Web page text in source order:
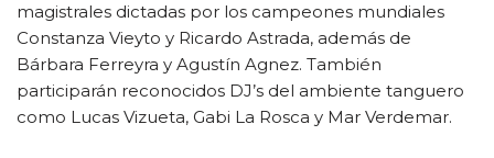
magistrales dictadas por los campeones mundiales
Constanza Vieyto y Ricardo Astrada, además de
Bárbara Ferreyra y Agustín Agnez. También
participarán reconocidos DJ’s del ambiente tanguero
como Lucas Vizueta, Gabi La Rosca y Mar Verdemar.